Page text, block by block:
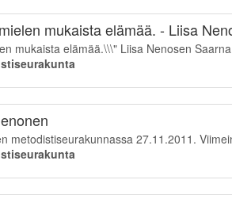
mukaista elämää. - Liisa
mukaista elämää.\\\" Liisa Nenosen
metodistiseurakunnassa 27.11.2011.